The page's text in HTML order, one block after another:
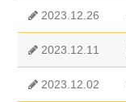
2023.12.26
2023.12.11
2023.12.02